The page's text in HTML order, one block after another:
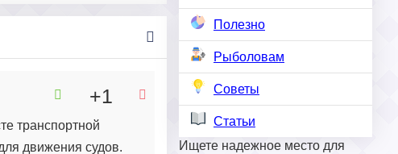
Полезно
Рыболовам
Советы
Статьи
Ищете надежное место для
транспортной
движения судов.
+1